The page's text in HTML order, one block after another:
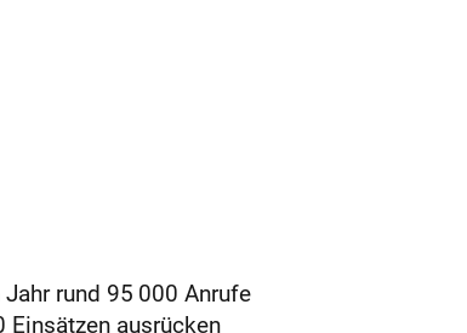
rund 95 000 Anrufe
ausrücken